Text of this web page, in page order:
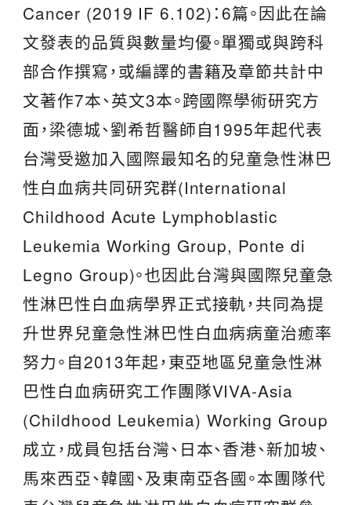
Cancer (2019 IF 6.102)：6篇。因此在論
文發表的品質與數量均優。單獨或與跨科
部合作撰寫，或編譯的書籍及章節共計中
文著作7本、英文3本。跨國際學術研究方
面，梁德城、劉希哲醫師自1995年起代表
台灣受邀加入國際最知名的兒童急性淋巴
性白血病共同研究群(International
Childhood Acute Lymphoblastic
Leukemia Working Group, Ponte di
Legno Group)。也因此台灣與國際兒童急
性淋巴性白血病學界正式接軌，共同為提
升世界兒童急性淋巴性白血病病童治癒率
努力。自2013年起，東亞地區兒童急性淋
巴性白血病研究工作團隊VIVA-Asia
(Childhood Leukemia) Working Group
成立，成員包括台灣、日本、香港、新加坡、
馬來西亞、韓國、及東南亞各國。本團隊代